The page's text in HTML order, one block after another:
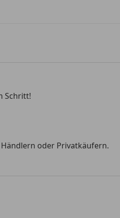
Schritt!
oder Privatkäufern.